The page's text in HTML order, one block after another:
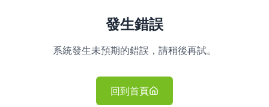
發生錯誤
系統發生未預期的錯誤，請稍後再試。
回到首頁